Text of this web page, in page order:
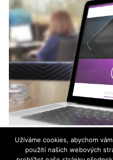
Není síť jako síť. Jak již zmiňuje
o krok napřed (možná i...
Užíváme cookies, abychom
použití našich webových